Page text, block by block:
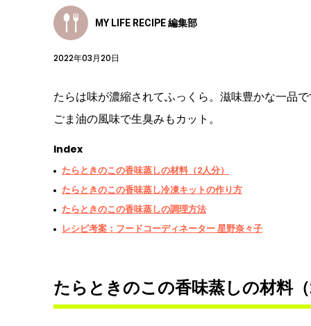
MY LIFE RECIPE 編集部
2022年03月20日
たらは味が濃縮されてふっくら。滋味豊かな一品
ごま油の風味で生臭みもカット。
Index
たらときのこの香味蒸しの材料（2人分）
たらときのこの香味蒸し冷凍キットの作り方
たらときのこの香味蒸しの調理方法
レシピ考案：フードコーディネーター 星野奈々子
たらときのこの香味蒸しの材料